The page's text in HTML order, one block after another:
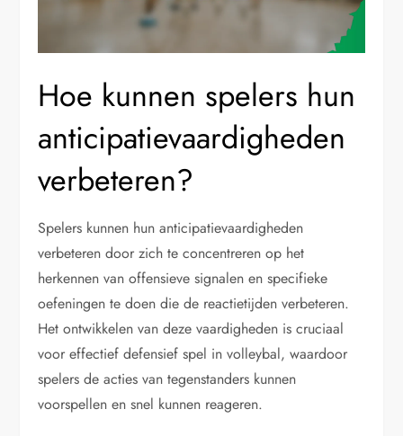
Hoe kunnen spelers hun
anticipatievaardigheden
verbeteren?
Spelers kunnen hun anticipatievaardigheden
verbeteren door zich te concentreren op het
herkennen van offensieve signalen en specifieke
oefeningen te doen die de reactietijden verbeteren.
Het ontwikkelen van deze vaardigheden is cruciaal
voor effectief defensief spel in volleybal, waardoor
spelers de acties van tegenstanders kunnen
voorspellen en snel kunnen reageren.